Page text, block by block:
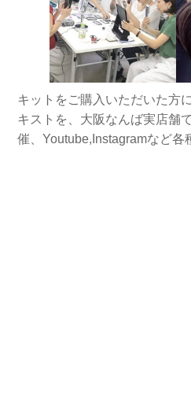
キットをご購入いただいた方
キストを、大阪なんば実店舗
催、Youtube,Instagramなど各